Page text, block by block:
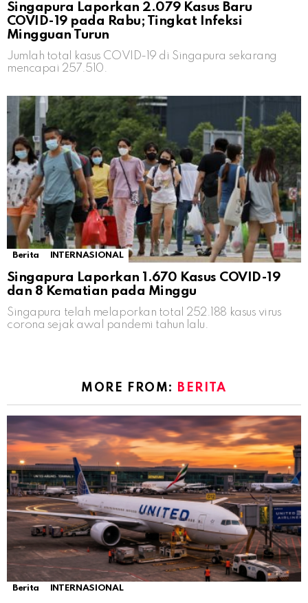
Singapura Laporkan 2.079 Kasus Baru
COVID-19 pada Rabu; Tingkat Infeksi
Mingguan Turun
Jumlah total kasus COVID-19 di Singapura sekarang
mencapai 257.510.
Berita INTERNASIONAL
Singapura Laporkan 1.670 Kasus COVID-19
dan 8 Kematian pada Minggu
Singapura telah melaporkan total 252.188 kasus virus
corona sejak awal pandemi tahun lalu.
MORE FROM: BERITA
Berita INTERNASIONAL